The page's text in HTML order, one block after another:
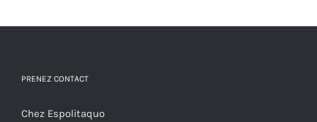
PRENEZ CONTACT
Chez Espolitaquo